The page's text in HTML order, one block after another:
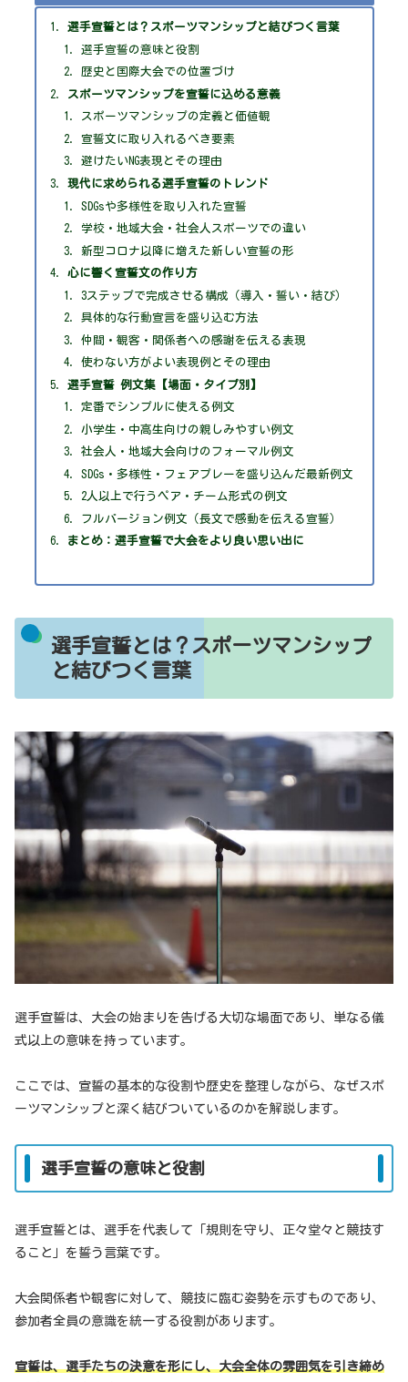
選手宣誓とは？スポーツマンシップと結びつく言葉
選手宣誓の意味と役割
歴史と国際大会での位置づけ
スポーツマンシップを宣誓に込める意義
スポーツマンシップの定義と価値観
宣誓文に取り入れるべき要素
避けたいNG表現とその理由
現代に求められる選手宣誓のトレンド
SDGsや多様性を取り入れた宣誓
学校・地域大会・社会人スポーツでの違い
新型コロナ以降に増えた新しい宣誓の形
心に響く宣誓文の作り方
3ステップで完成させる構成（導入・誓い・結び）
具体的な行動宣言を盛り込む方法
仲間・観客・関係者への感謝を伝える表現
使わない方がよい表現例とその理由
選手宣誓 例文集【場面・タイプ別】
定番でシンプルに使える例文
小学生・中高生向けの親しみやすい例文
社会人・地域大会向けのフォーマル例文
SDGs・多様性・フェアプレーを盛り込んだ最新例文
2人以上で行うペア・チーム形式の例文
フルバージョン例文（長文で感動を伝える宣誓）
まとめ：選手宣誓で大会をより良い思い出に
選手宣誓とは？スポーツマンシップ
と結びつく言葉
選手宣誓は、大会の始まりを告げる大切な場面であり、単なる儀
式以上の意味を持っています。
ここでは、宣誓の基本的な役割や歴史を整理しながら、なぜスポ
ーツマンシップと深く結びついているのかを解説します。
選手宣誓の意味と役割
選手宣誓とは、選手を代表して「規則を守り、正々堂々と競技す
ること」を誓う言葉です。
大会関係者や観客に対して、競技に臨む姿勢を示すものであり、
参加者全員の意識を統一する役割があります。
宣誓は、選手たちの決意を形にし、大会全体の雰囲気を引き締め